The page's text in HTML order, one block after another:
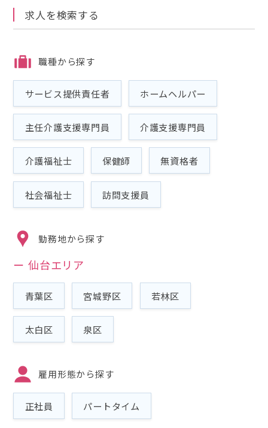
求人を検索する
職種から探す
サービス提供責任者 ホームヘルパー
主任介護支援専門員 介護支援専門員
介護福祉士 保健師 無資格者
社会福祉士 訪問支援員
勤務地から探す
仙台エリア
青葉区 宮城野区 若林区
太白区 泉区
雇用形態から探す
正社員 パートタイム